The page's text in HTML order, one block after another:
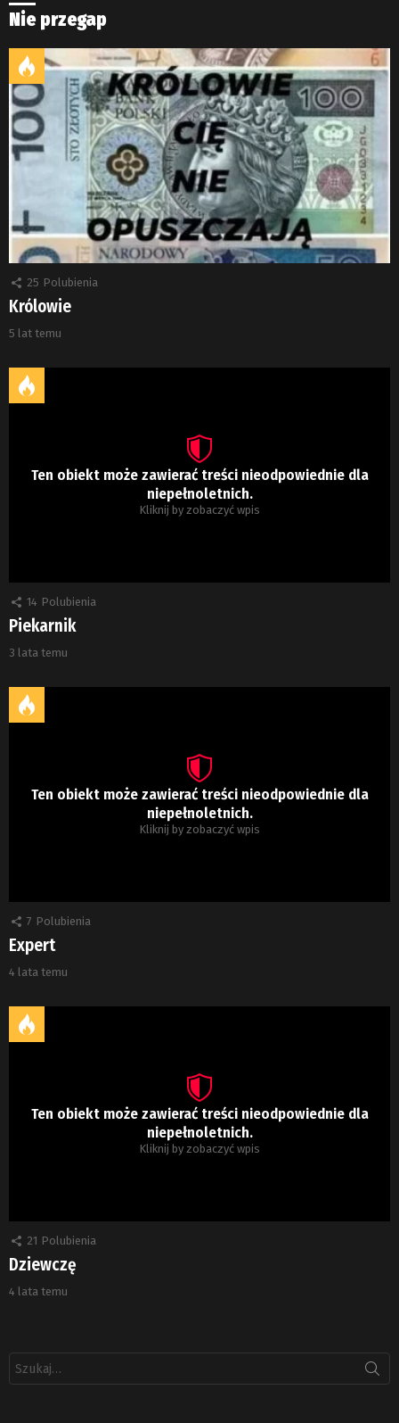
Nie przegap
25 Polubienia
Królowie
5 lat temu
Ten obiekt może zawierać treści nieodpowiednie dla
niepełnoletnich.
Kliknij by zobaczyć wpis
14 Polubienia
Piekarnik
3 lata temu
Ten obiekt może zawierać treści nieodpowiednie dla
niepełnoletnich.
Kliknij by zobaczyć wpis
7 Polubienia
Expert
4 lata temu
Ten obiekt może zawierać treści nieodpowiednie dla
niepełnoletnich.
Kliknij by zobaczyć wpis
21 Polubienia
Dziewczę
4 lata temu